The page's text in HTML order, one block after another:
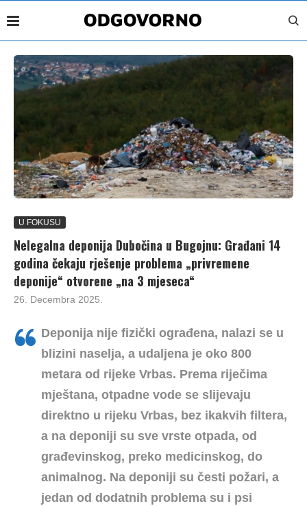
U FOKUSU
Nelegalna deponija Dubočina u Bugojnu: Građani 14
godina čekaju rješenje problema „privremene
deponije“ otvorene „na 3 mjeseca“
26. Decembra 2025.
Deponija nije fizički ograđena, nalazi se u
blizini naselja, a udaljena je oko 800
metara od rijeke Vrbas. Prema riječima
mještana, otpadne vode se slijevaju
direktno u rijeku Vrbas, bez ikakvih filtera,
a na deponiji su sve vrste otpada, od
građevinskog, preko medicinskog, do
animalnog. Na deponiji su česti požari, a
jedan od dodatnih problema su i psi